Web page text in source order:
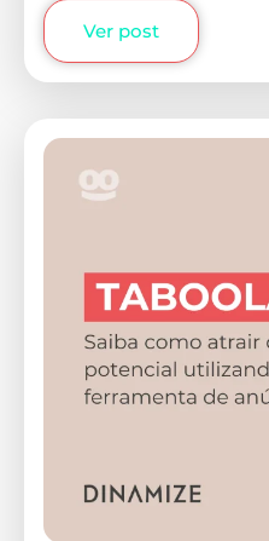
Ver post